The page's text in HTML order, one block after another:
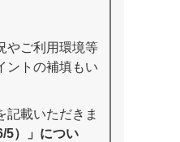
やご利用環境等
ントの補填もい
記載いただきま
5）」につい